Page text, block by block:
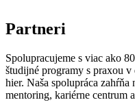
Partneri
Spolupracujeme s viac ako
študijné programy s praxou
hier. Naša spolupráca
mentoring, kariérne centrum